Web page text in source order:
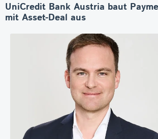
UniCredit Bank Austria baut
mit Asset-Deal aus